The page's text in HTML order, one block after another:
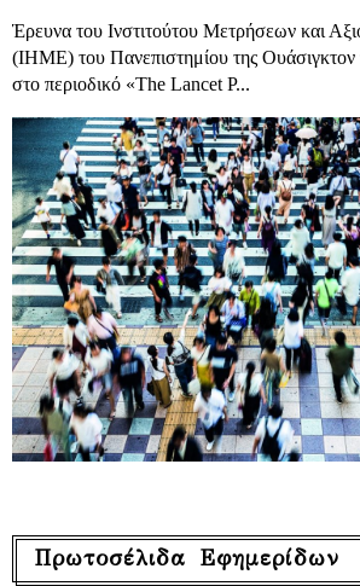
Έρευνα του Ινστιτούτου Μετρήσεων και
(IHME) του Πανεπιστημίου της
στο περιοδικό «The Lancet P...
Πρωτοσέλιδα Εφημερίδων